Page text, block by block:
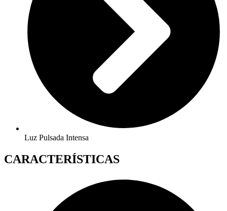
Luz Pulsada Intensa
CARACTERÍSTICAS